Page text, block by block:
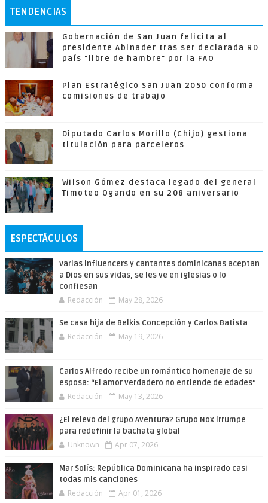
TENDENCIAS
Gobernación de San Juan felicita al
presidente Abinader tras ser declarada RD
país "libre de hambre" por la FAO
Plan Estratégico San Juan 2050 conforma
comisiones de trabajo
Diputado Carlos Morillo (Chijo) gestiona
titulación para parceleros
Wilson Gómez destaca legado del general
Timoteo Ogando en su 208 aniversario
ESPECTÁCULOS
Varias influencers y cantantes dominicanas aceptan
a Dios en sus vidas, se les ve en iglesias o lo
confiesan
Redacción May 28, 2026
Se casa hija de Belkis Concepción y Carlos Batista
Redacción May 19, 2026
Carlos Alfredo recibe un romántico homenaje de su
esposa: “El amor verdadero no entiende de edades”
Redacción May 13, 2026
¿El relevo del grupo Aventura? Grupo Nox irrumpe
para redefinir la bachata global
Unknown Apr 07, 2026
Mar Solís: República Dominicana ha inspirado casi
todas mis canciones
Redacción Apr 01, 2026